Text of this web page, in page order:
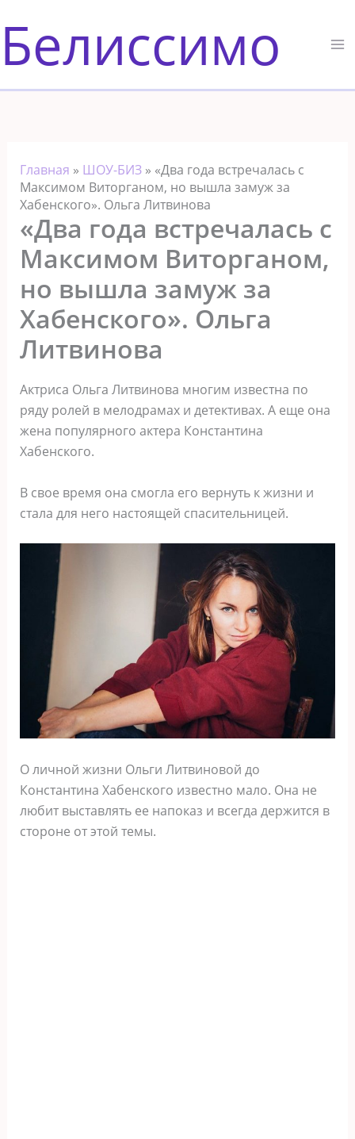
к
содержимому
Белиссимо
Главная » ШОУ-БИЗ» «Два года встречалась с
Максимом Виторганом, но вышла замуж за
Хабенского». Ольга Литвинова
«Два года встречалась с
Максимом Виторганом,
но вышла замуж за
Хабенского». Ольга
Литвинова
Актриса Ольга Литвинова многим известна по
ряду ролей в мелодрамах и детективах. А еще она
жена популярного актера Константина
Хабенского.
В свое время она смогла его вернуть к жизни и
стала для него настоящей спасительницей.
О личной жизни Ольги Литвиновой до
Константина Хабенского известно мало. Она не
любит выставлять ее напоказ и всегда держится в
стороне от этой темы.